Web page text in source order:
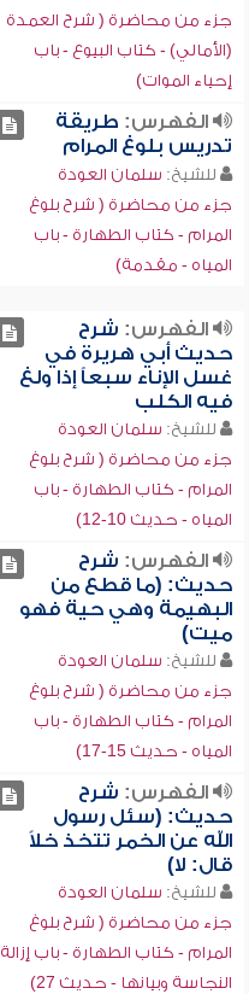
جزء من محاضرة ( شرح العمدة
(الأمالي) - كتاب البيوع - باب
إحياء الموات)
الفهرس: طريقة
تدريس بلوغ المرام
للشيخ: سلمان العودة
جزء من محاضرة ( شرح بلوغ
المرام - كتاب الطهارة - باب
المياه - مقدمة)
الفهرس: شرح
حديث أبي هريرة في
غسل الإناء سبعاً إذا ولغ
فيه الكلب
للشيخ: سلمان العودة
جزء من محاضرة ( شرح بلوغ
المرام - كتاب الطهارة - باب
المياه - حديث 10-12)
الفهرس: شرح
حديث: (ما قطع من
البهيمة وهي حية فهو
ميت)
للشيخ: سلمان العودة
جزء من محاضرة ( شرح بلوغ
المرام - كتاب الطهارة - باب
المياه - حديث 15-17)
الفهرس: شرح
حديث: (سئل رسول
الله عن الخمر تتخذ خلاً
قال: لا)
للشيخ: سلمان العودة
جزء من محاضرة ( شرح بلوغ
المرام - كتاب الطهارة - باب إزالة
النجاسة وبيانها - حديث 27)